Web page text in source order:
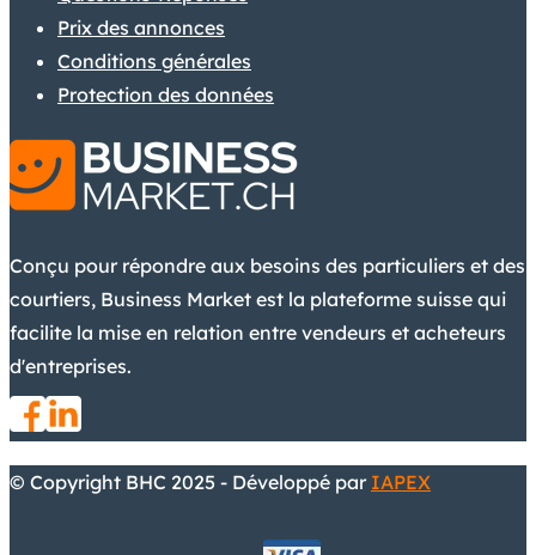
Prix des annonces
Conditions générales
Protection des données
Conçu pour répondre aux besoins des particuliers et des
courtiers, Business Market est la plateforme suisse qui
facilite la mise en relation entre vendeurs et acheteurs
d'entreprises.
© Copyright BHC 2025 - Développé par IAPEX